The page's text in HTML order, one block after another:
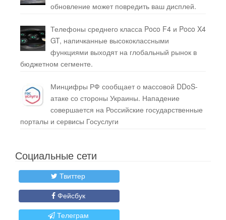
обновление может повредить ваш дисплей.
Телефоны среднего класса Poco F4 и Poco X4
GT, напичканные высококлассными
функциями выходят на глобальный рынок в
бюджетном сегменте.
Минцифры РФ сообщает о массовой DDoS-
атаке со стороны Украины. Нападение
совершается на Российские государственные
порталы и сервисы Госуслуги
Социальные сети
Твиттер
Фейсбук
Телеграм